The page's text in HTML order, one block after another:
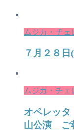
ムジカ・チェ
７月２８
ムジカ・チェ
オペレッ
山公演 ご